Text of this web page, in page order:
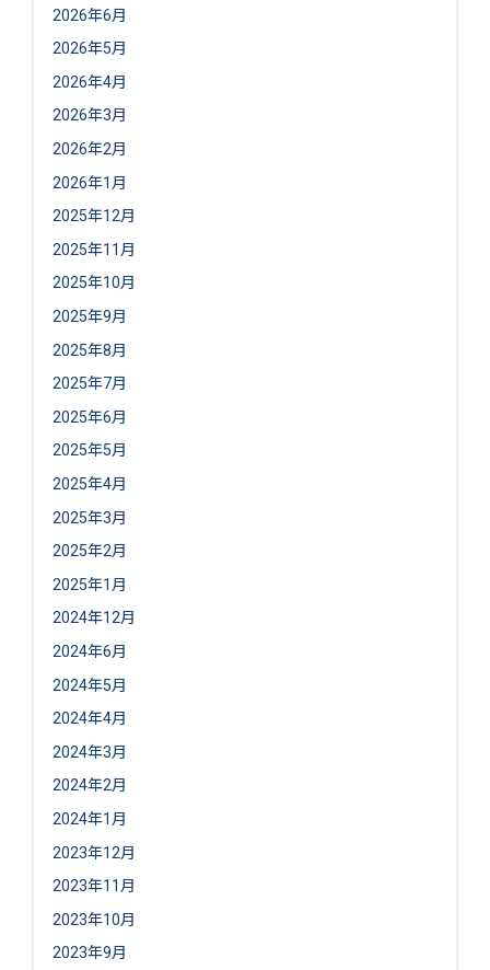
2026年6月
2026年5月
2026年4月
2026年3月
2026年2月
2026年1月
2025年12月
2025年11月
2025年10月
2025年9月
2025年8月
2025年7月
2025年6月
2025年5月
2025年4月
2025年3月
2025年2月
2025年1月
2024年12月
2024年6月
2024年5月
2024年4月
2024年3月
2024年2月
2024年1月
2023年12月
2023年11月
2023年10月
2023年9月